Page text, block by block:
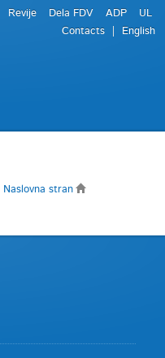
Revije Dela FDV ADP
UL
Contacts
English
Naslovna stran